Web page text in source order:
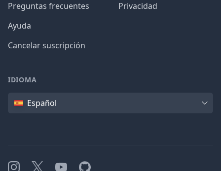
Preguntas frecuentes
Ayuda
Cancelar suscripción
Privacidad
IDIOMA
IdiomaEspañol
Instagram
X YouTubeGitHub